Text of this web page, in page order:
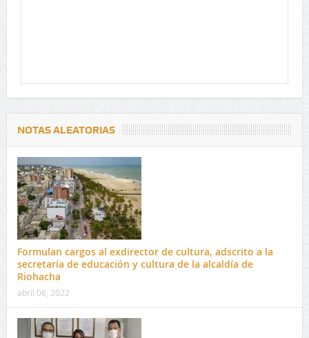
NOTAS ALEATORIAS
Formulan cargos al exdirector de cultura, adscrito a la
secretaría de educación y cultura de la alcaldía de
Riohacha
abril 06, 2022